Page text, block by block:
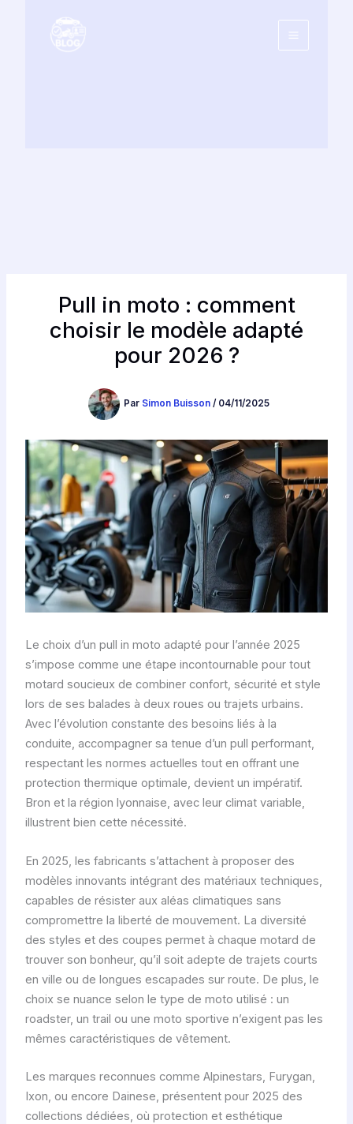
Pull in moto : comment
choisir le modèle adapté
pour 2026 ?
Par Simon Buisson / 04/11/2025
Le choix d’un pull in moto adapté pour l’année 2025
s’impose comme une étape incontournable pour tout
motard soucieux de combiner confort, sécurité et style
lors de ses balades à deux roues ou trajets urbains.
Avec l’évolution constante des besoins liés à la
conduite, accompagner sa tenue d’un pull performant,
respectant les normes actuelles tout en offrant une
protection thermique optimale, devient un impératif.
Bron et la région lyonnaise, avec leur climat variable,
illustrent bien cette nécessité.
En 2025, les fabricants s’attachent à proposer des
modèles innovants intégrant des matériaux techniques,
capables de résister aux aléas climatiques sans
compromettre la liberté de mouvement. La diversité
des styles et des coupes permet à chaque motard de
trouver son bonheur, qu’il soit adepte de trajets courts
en ville ou de longues escapades sur route. De plus, le
choix se nuance selon le type de moto utilisé : un
roadster, un trail ou une moto sportive n’exigent pas les
mêmes caractéristiques de vêtement.
Les marques reconnues comme Alpinestars, Furygan,
Ixon, ou encore Dainese, présentent pour 2025 des
collections dédiées, où protection et esthétique